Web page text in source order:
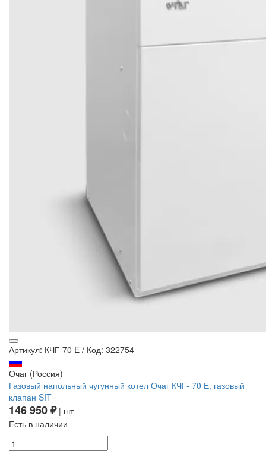
Артикул: КЧГ-70 E / Код: 322754
Очаг (Россия)
Газовый напольный чугунный котел Очаг КЧГ- 70 Е, газовый
клапан SIT
146 950 ₽| шт
Есть в наличии